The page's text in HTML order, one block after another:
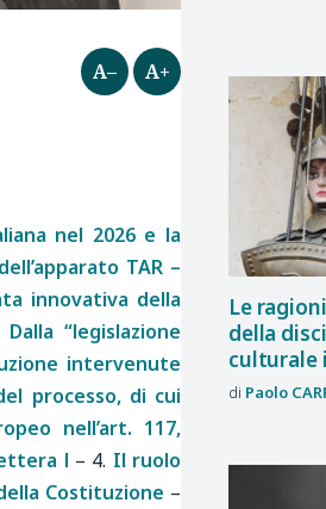
A– A+
nel 2026 e la
TAR –
innovativa della
“legislazione
intervenute
processo, di cui
nell’art. 117,
l – 4. Il ruolo
Costituzione –
Le
della
culturale
Paolo